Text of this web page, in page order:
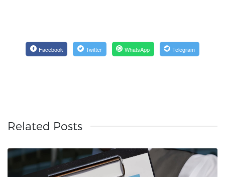
Facebook Twitter WhatsApp Telegram
Related Posts